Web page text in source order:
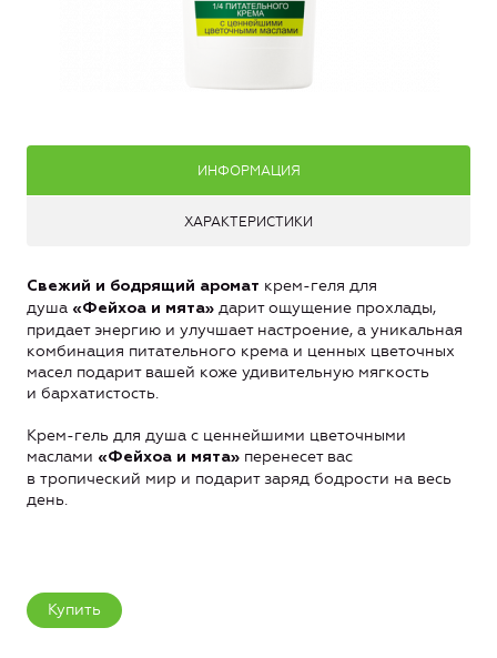
ИНФОРМАЦИЯ
ХАРАКТЕРИСТИКИ
Свежий и бодрящий аромат крем-геля для
душа «Фейхоа и мята» дарит ощущение прохлады,
придает энергию и улучшает настроение, а уникальная
комбинация питательного крема и ценных цветочных
масел подарит вашей коже удивительную мягкость
и бархатистость.
Крем-гель для душа с ценнейшими цветочными
маслами «Фейхоа и мята» перенесет вас
в тропический мир и подарит заряд бодрости на весь
день.
Купить